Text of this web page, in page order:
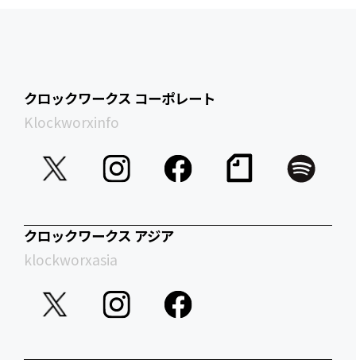
クロックワークス コーポレート
Klockworxinfo
クロックワークス アジア
klockworxasia